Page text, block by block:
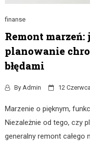
finanse
Remont
planowanie
błędami
By Admin 12
Marzenie o pięknym,
Niezależnie od tego, czy
generalny remont całego